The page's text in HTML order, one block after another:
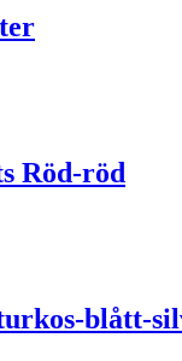
Röd-röd
blått-